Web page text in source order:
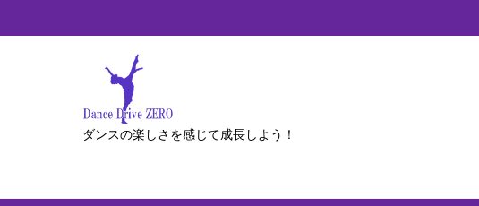
ダンスの楽しさを感じて成長しよう！